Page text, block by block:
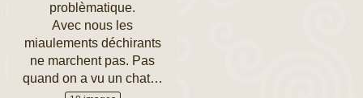
problèmatique.
Avec nous les
miaulements déchirants
ne marchent pas. Pas
quand on a vu un chat…